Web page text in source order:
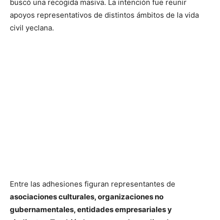
buscó una recogida masiva. La intención fue reunir
apoyos representativos de distintos ámbitos de la vida
civil yeclana.
Entre las adhesiones figuran representantes de
asociaciones culturales, organizaciones no
gubernamentales, entidades empresariales y